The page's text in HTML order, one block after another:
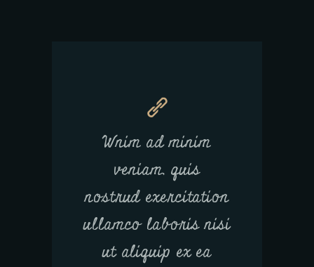
Wnim ad minim
veniam, quis
nostrud exercitation
ullamco laboris nisi
ut aliquip ex ea